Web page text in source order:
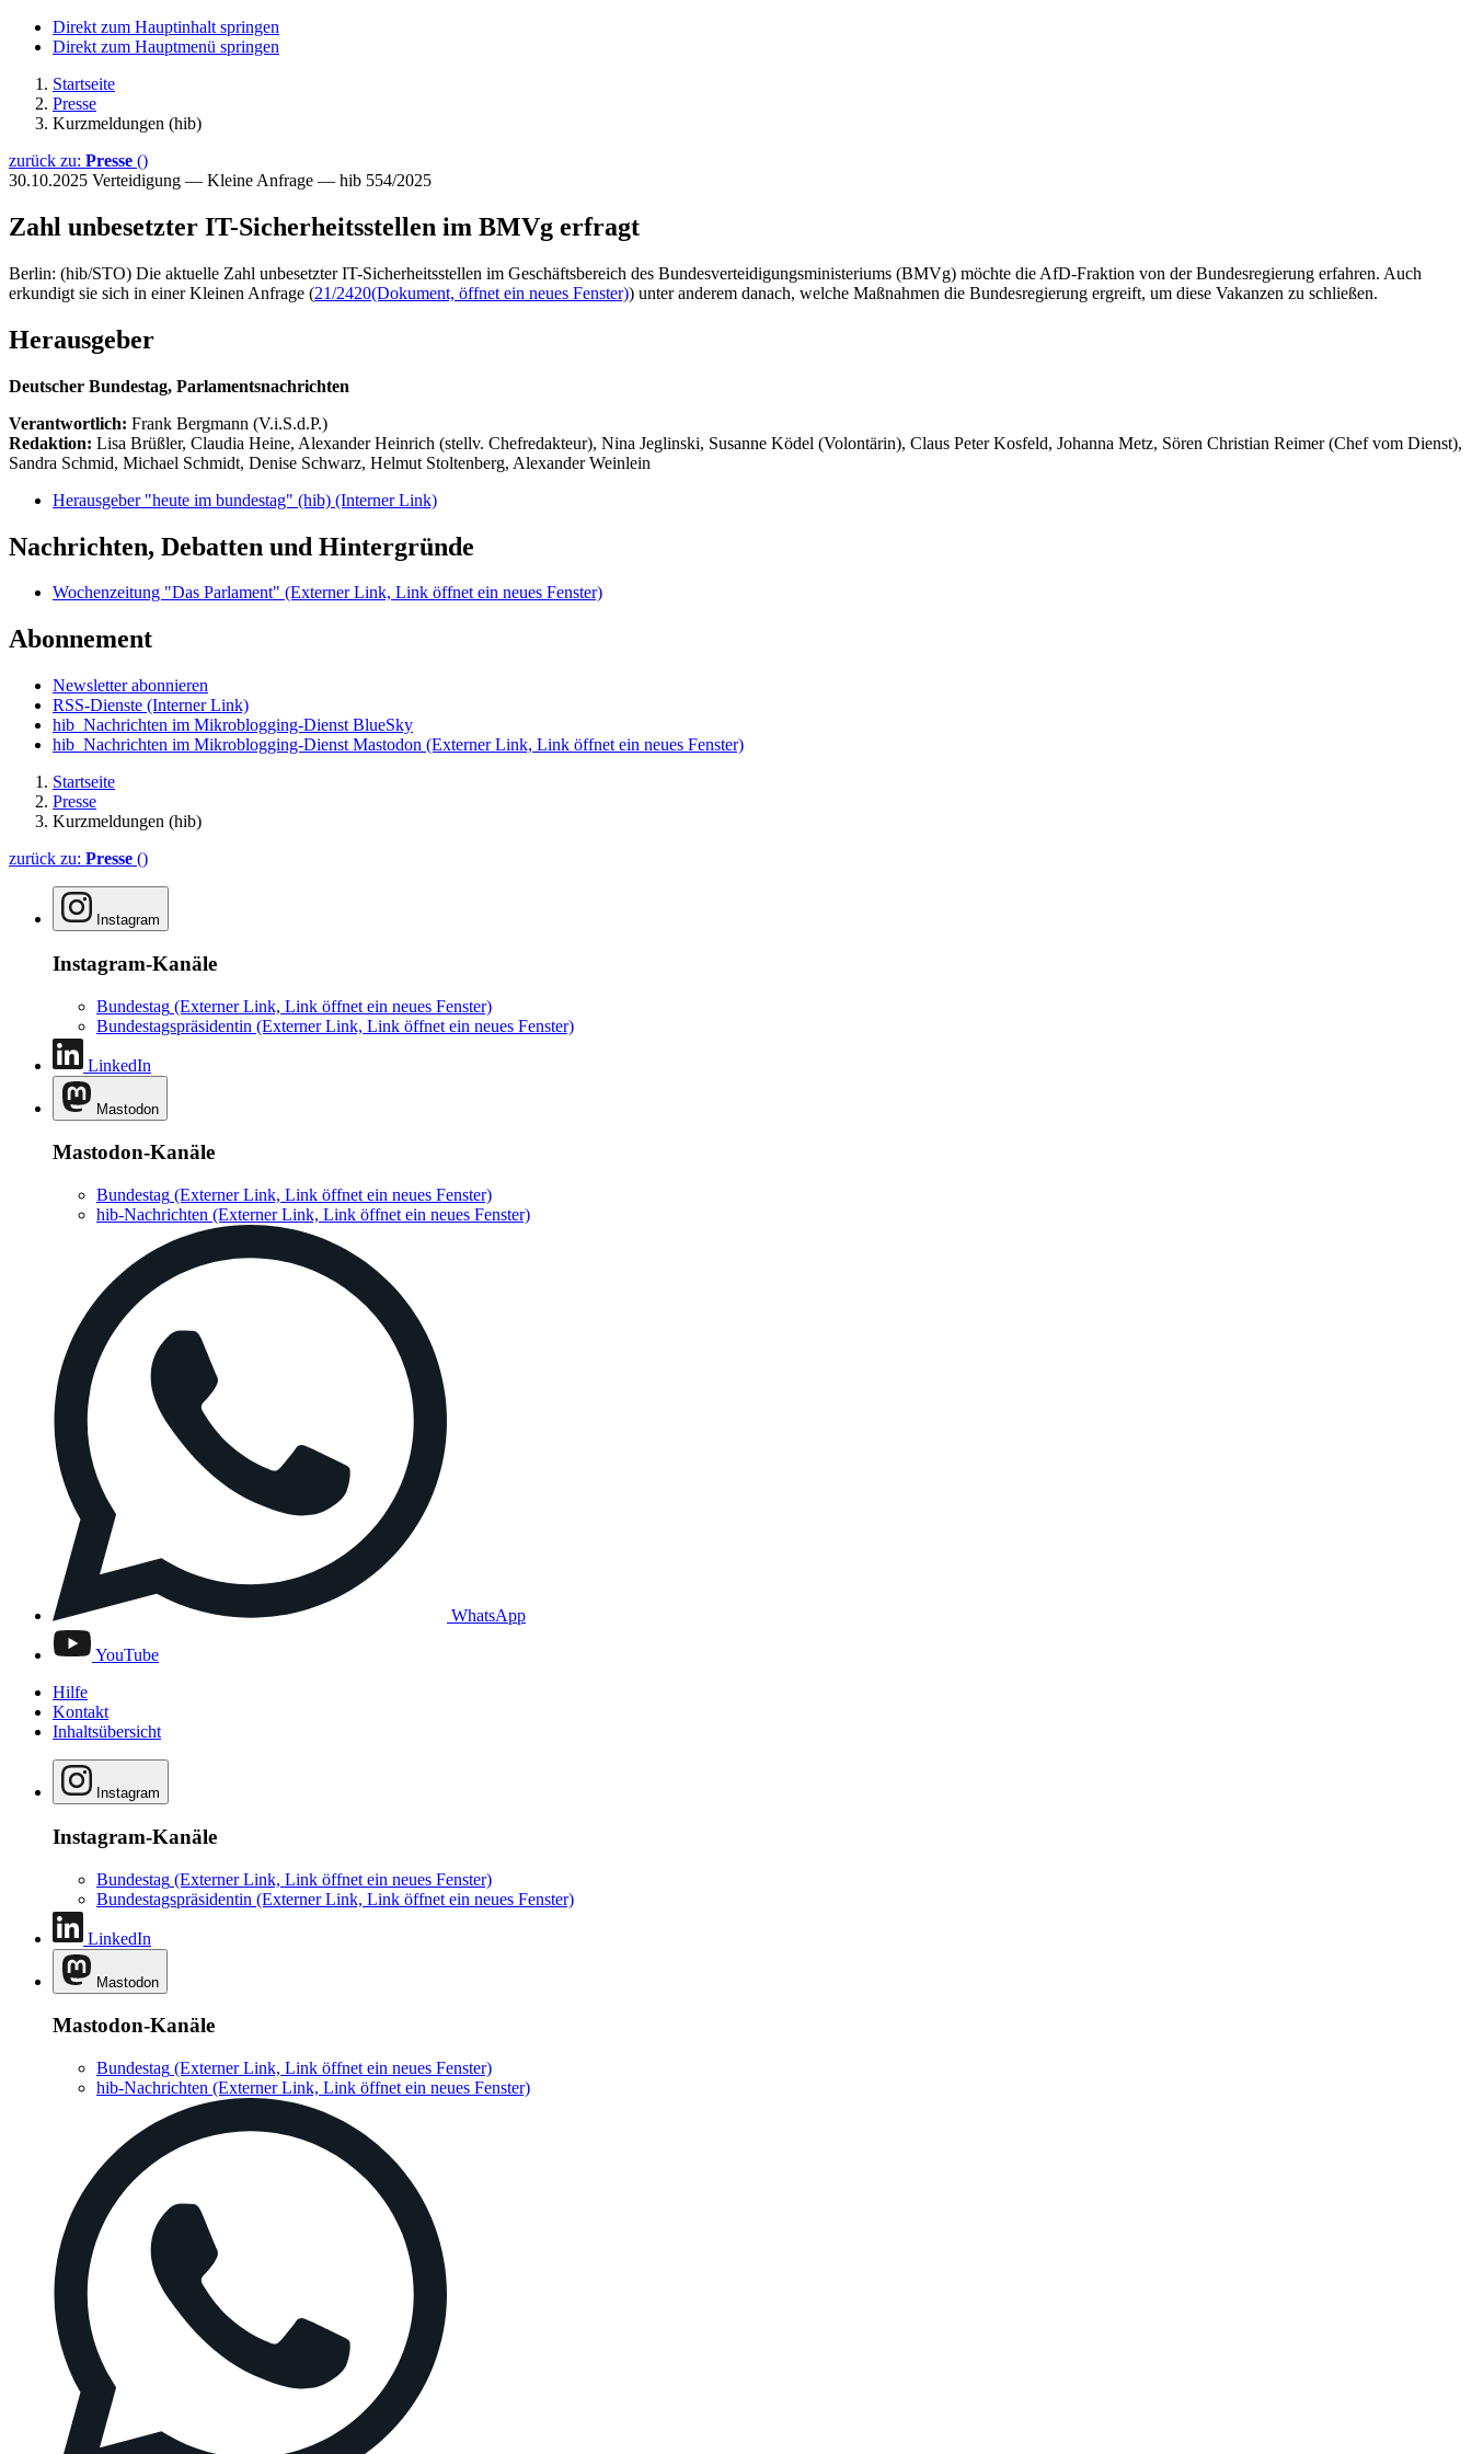
Direkt zum Hauptinhalt springen
Direkt zum Hauptmenü springen
Startseite
Presse
Kurzmeldungen (hib)
zurück zu: Presse ()
30.10.2025 Verteidigung — Kleine Anfrage — hib 554/2025
Zahl unbesetzter IT-Sicherheitsstellen im BMVg erfragt
Berlin: (hib/STO) Die aktuelle Zahl unbesetzter IT-Sicherheitsstellen im Geschäftsbereich des Bundesverteidigungsministeriums (BMVg) möchte die AfD-Fraktion von der Bundesregierung erfahren. Auch
erkundigt sie sich in einer Kleinen Anfrage (21/2420(Dokument, öffnet ein neues Fenster)) unter anderem danach, welche Maßnahmen die Bundesregierung ergreift, um diese Vakanzen zu schließen.
Herausgeber
Deutscher Bundestag, Parlamentsnachrichten
Verantwortlich: Frank Bergmann (V.i.S.d.P.)
Redaktion: Lisa Brüßler, Claudia Heine, Alexander Heinrich (stellv. Chefredakteur), Nina Jeglinski, Susanne Ködel (Volontärin), Claus Peter Kosfeld, Johanna Metz, Sören Christian Reimer (Chef vom Dienst),
Sandra Schmid, Michael Schmidt, Denise Schwarz, Helmut Stoltenberg, Alexander Weinlein
Herausgeber "heute im bundestag" (hib) (Interner Link)
Nachrichten, Debatten und Hintergründe
Wochenzeitung "Das Parlament" (Externer Link, Link öffnet ein neues Fenster)
Abonnement
Newsletter abonnieren
RSS-Dienste (Interner Link)
hib_Nachrichten im Mikroblogging-Dienst BlueSky
hib_Nachrichten im Mikroblogging-Dienst Mastodon (Externer Link, Link öffnet ein neues Fenster)
Startseite
Presse
Kurzmeldungen (hib)
zurück zu: Presse ()
Instagram
Instagram-Kanäle
Bundestag (Externer Link, Link öffnet ein neues Fenster)
Bundestagspräsidentin (Externer Link, Link öffnet ein neues Fenster)
LinkedIn
Mastodon
Mastodon-Kanäle
Bundestag (Externer Link, Link öffnet ein neues Fenster)
hib-Nachrichten (Externer Link, Link öffnet ein neues Fenster)
WhatsApp
YouTube
Hilfe
Kontakt
Inhaltsübersicht
Instagram
Instagram-Kanäle
Bundestag (Externer Link, Link öffnet ein neues Fenster)
Bundestagspräsidentin (Externer Link, Link öffnet ein neues Fenster)
LinkedIn
Mastodon
Mastodon-Kanäle
Bundestag (Externer Link, Link öffnet ein neues Fenster)
hib-Nachrichten (Externer Link, Link öffnet ein neues Fenster)